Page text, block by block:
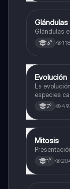
Biología
Glándulas
3° 118
Biología
Evolución
La
especies
del tiempo.
2°
Biología
Mitosis
1°